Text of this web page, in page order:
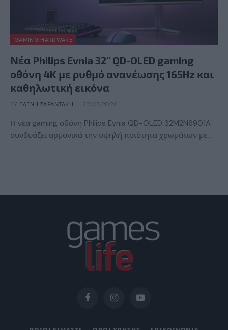
GAMING HARDWARE
Νέα Philips Evnia 32″ QD-OLED gaming
οθόνη 4K με ρυθμό ανανέωσης 165Hz και
καθηλωτική εικόνα
BY ΕΛΈΝΗ ΣΑΡΑΝΤΆΚΗ 22/07/2026
Η νέα gaming οθόνη Philips Evnia QD-OLED 32M2N6901A
συνδυάζει αρμονικά την υψηλή ποιότητα χρωμάτων με…
FacebookInstagramYouTube